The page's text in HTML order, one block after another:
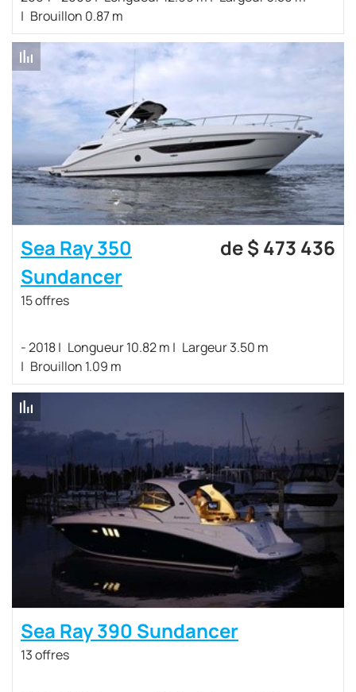
Brouillon 0.87 m
Sea Ray 350
Sundancer
15 offres
de $ 473 436
- 2018 Longueur 10.82 m
Largeur 3.50 m
Brouillon 1.09 m
Sea Ray 390 Sundancer
13 offres